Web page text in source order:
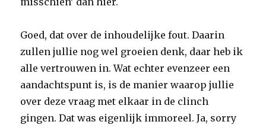
Goed, dat over de inhoudelijke fout. Daarin
zullen jullie nog wel groeien denk, daar heb ik
alle vertrouwen in. Wat echter evenzeer een
aandachtspunt is, is de manier waarop jullie
over deze vraag met elkaar in de clinch
gingen. Dat was eigenlijk immoreel. Ja, sorry